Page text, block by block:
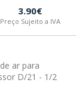
3.90€
Preço Sujeito a IVA